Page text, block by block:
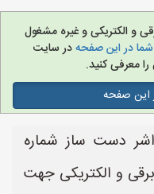
و الکتریکی و غیره مشغول
در این صفحهدر سایت
معرفی کنید.
این صفحه
دست ساز شماره
و الکتریکی جهت